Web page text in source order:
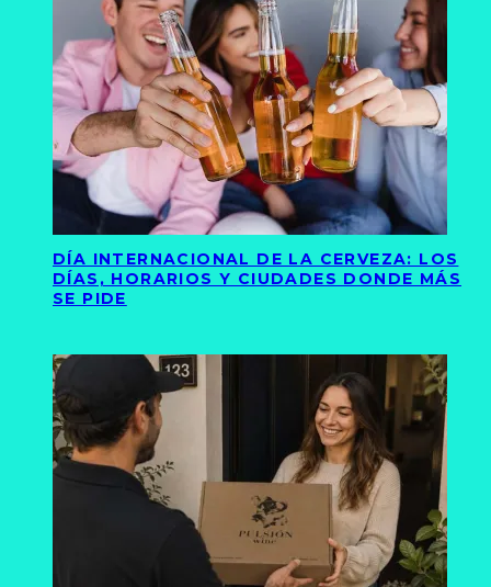
DÍA INTERNACIONAL DE LA CERVEZA: LOS
DÍAS, HORARIOS Y CIUDADES DONDE MÁS
SE PIDE